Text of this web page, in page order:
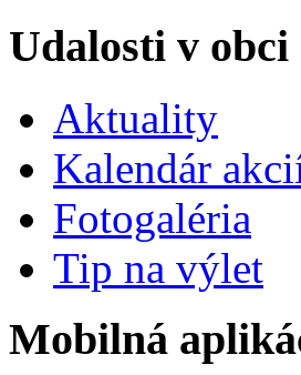
Udalosti v obci
Aktuality
Kalendár
Fotogaléria
Tip na výlet
Mobilná